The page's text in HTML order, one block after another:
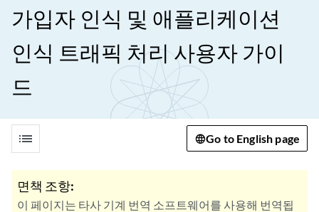
가입자 인식 및 애플리케이션
인식 트래픽 처리 사용자 가이
드
list Go to English page
면책 조항:
이 페이지는 타사 기계 번역 소프트웨어를 사용해 번역됩